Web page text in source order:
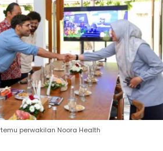
perwakilan Noora Health